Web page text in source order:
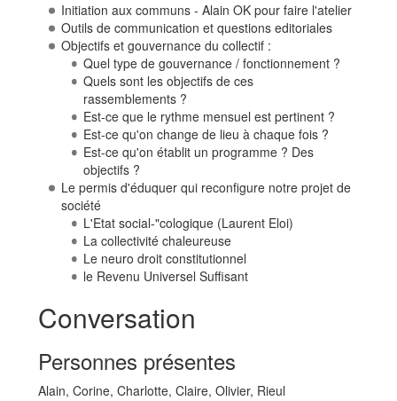
Initiation aux communs - Alain OK pour faire l'atelier
Outils de communication et questions editoriales
Objectifs et gouvernance du collectif :
Quel type de gouvernance / fonctionnement ?
Quels sont les objectifs de ces
rassemblements ?
Est-ce que le rythme mensuel est pertinent ?
Est-ce qu'on change de lieu à chaque fois ?
Est-ce qu'on établit un programme ? Des
objectifs ?
Le permis d'éduquer qui reconfigure notre projet de
société
L'Etat social-"cologique (Laurent Eloi)
La collectivité chaleureuse
Le neuro droit constitutionnel
le Revenu Universel Suffisant
Conversation
Personnes présentes
Alain, Corine, Charlotte, Claire, Olivier, Rieul